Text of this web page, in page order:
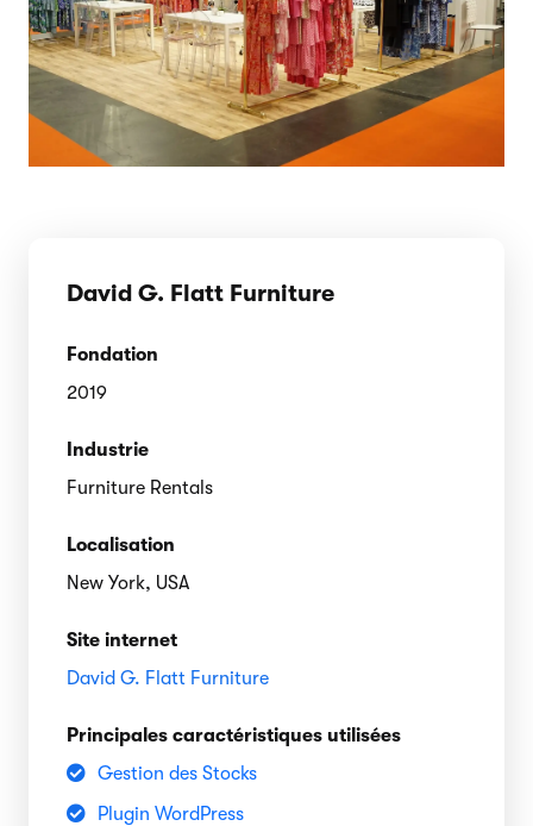
David G. Flatt Furniture
Fondation
2019
Industrie
Furniture Rentals
Localisation
New York, USA
Site internet
David G. Flatt Furniture
Principales caractéristiques utilisées
Gestion des Stocks
Plugin WordPress